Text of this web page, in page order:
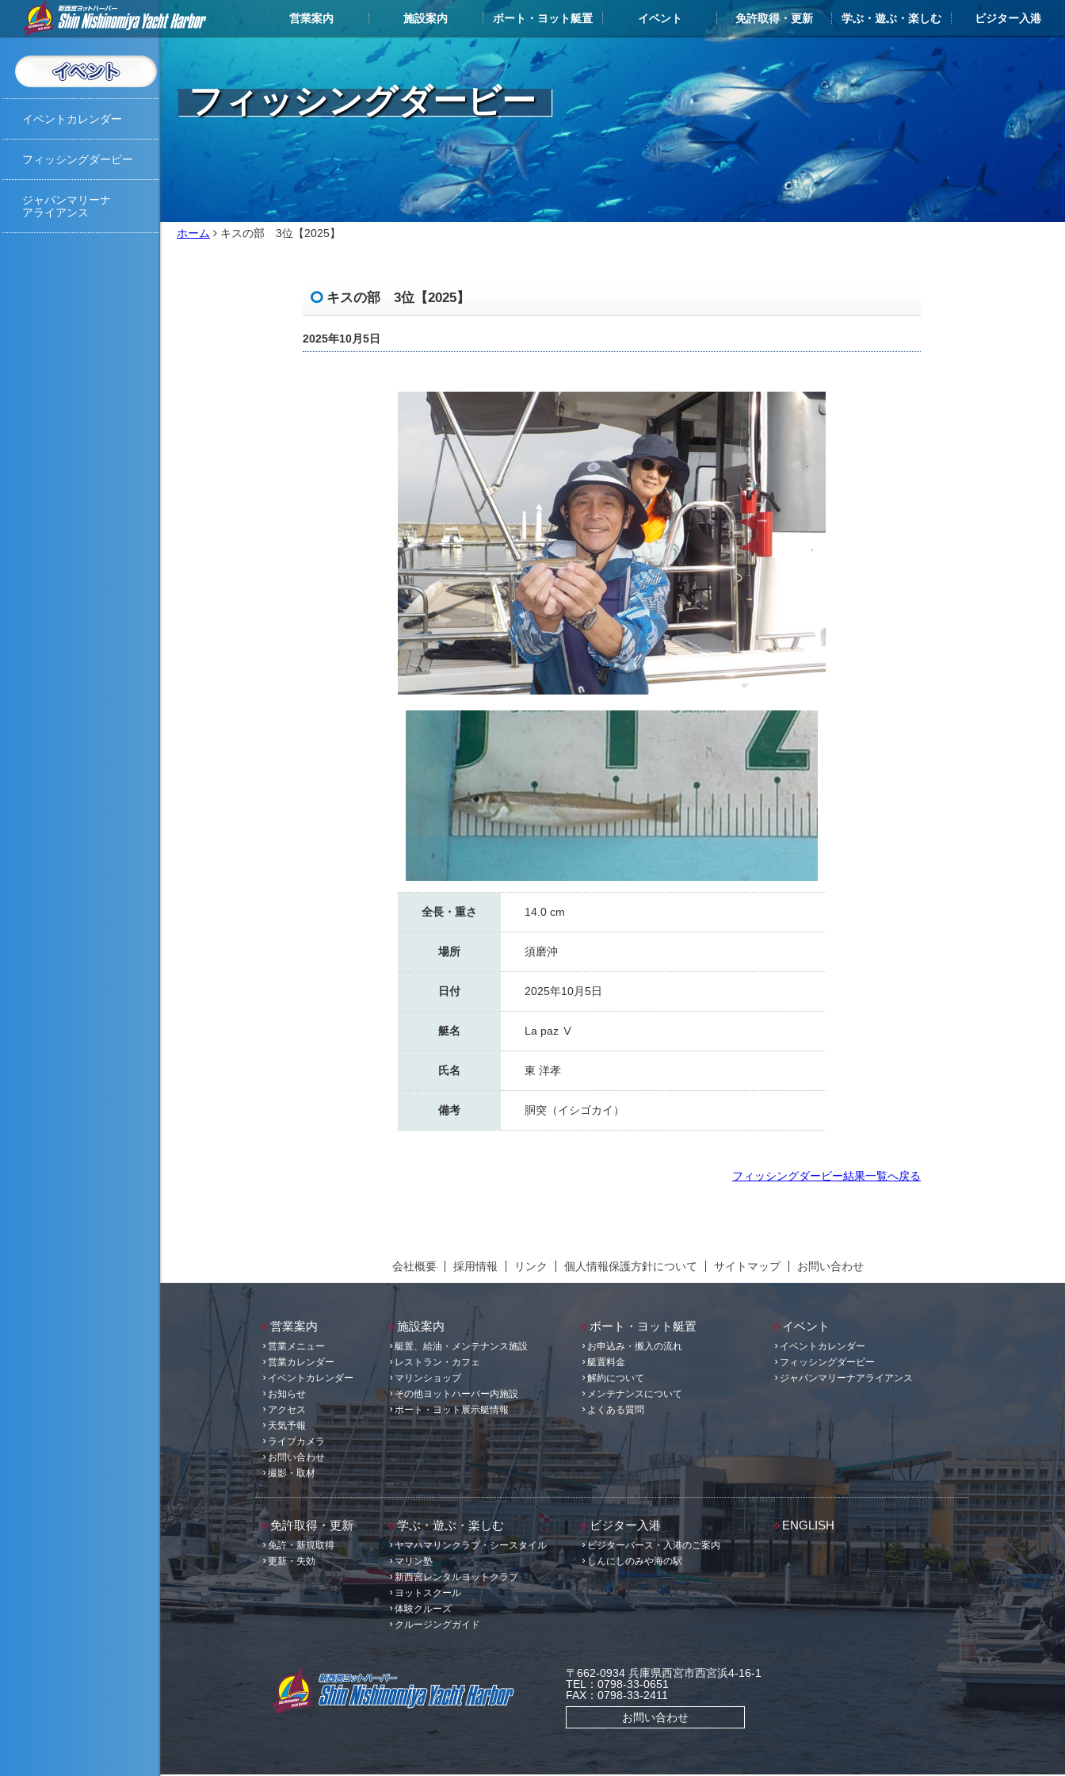
営業案内 施設案内
施設案内TOP
施設案内 艇置・給油メンテナンス施設
レストラン・カフェ
マリンショップ
その他ヨットハーバー内施設
ボート・ヨット展示艇情報
ボート・ヨット艇置
お申込み・搬入の流れ
艇置料金
解約について
メンテナンスについて
よくある質問
イベント 免許取得・更新 学ぶ・遊ぶ・楽しむ
学ぶ・遊ぶ・楽しむTOP
シースタイル・マリン塾
新西宮レンタルヨットクラブ
ヨットスクール
体験クルーズ（ボート・ヨット）
クルージングガイド
ビジター入港
ビジターバース・入港のご案内
しんにしのみや海の駅
フィッシングダービー
ホーム キスの部 3位【2025】
キスの部 3位【2025】
2025年10月5日
全長・重さ 14.0 cm
場所 須磨沖
日付 2025年10月5日
艇名 La paz Ⅴ
氏名 東 洋孝
備考 胴突（イシゴカイ）
フィッシングダービー結果一覧へ戻る
イベントカレンダー
フィッシングダービー
ジャパンマリーナ
アライアンス
会社概要 採用情報 リンク 個人情報保護方針について サイトマップ お問い合わせ
営業案内
営業メニュー
営業カレンダー
イベントカレンダー
お知らせ
アクセス
天気予報
ライブカメラ
お問い合わせ
撮影・取材
施設案内
艇置、給油・メンテナンス施設
レストラン・カフェ
マリンショップ
その他ヨットハーバー内施設
ボート・ヨット展示艇情報
ボート・ヨット艇置
お申込み・搬入の流れ
艇置料金
解約について
メンテナンスについて
よくある質問
イベント
イベントカレンダー
フィッシングダービー
ジャパンマリーナアライアンス
免許取得・更新
免許・新規取得
更新・失効
学ぶ・遊ぶ・楽しむ
ヤマハマリンクラブ・シースタイル
マリン塾
新西宮レンタルヨットクラブ
ヨットスクール
体験クルーズ
クルージングガイド
ビジター入港
ビジターバース・入港のご案内
しんにしのみや海の駅
ENGLISH
〒662-0934 兵庫県西宮市西宮浜4-16-1
TEL：0798-33-0651
FAX：0798-33-2411
お問い合わせ